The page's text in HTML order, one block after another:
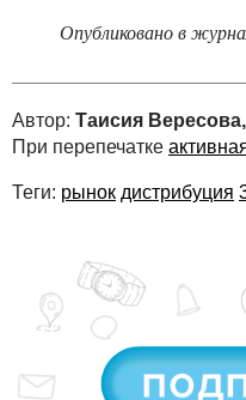
Опубликовано в
Автор: Таисия
При перепечатке
Теги: рынок дистрибуция